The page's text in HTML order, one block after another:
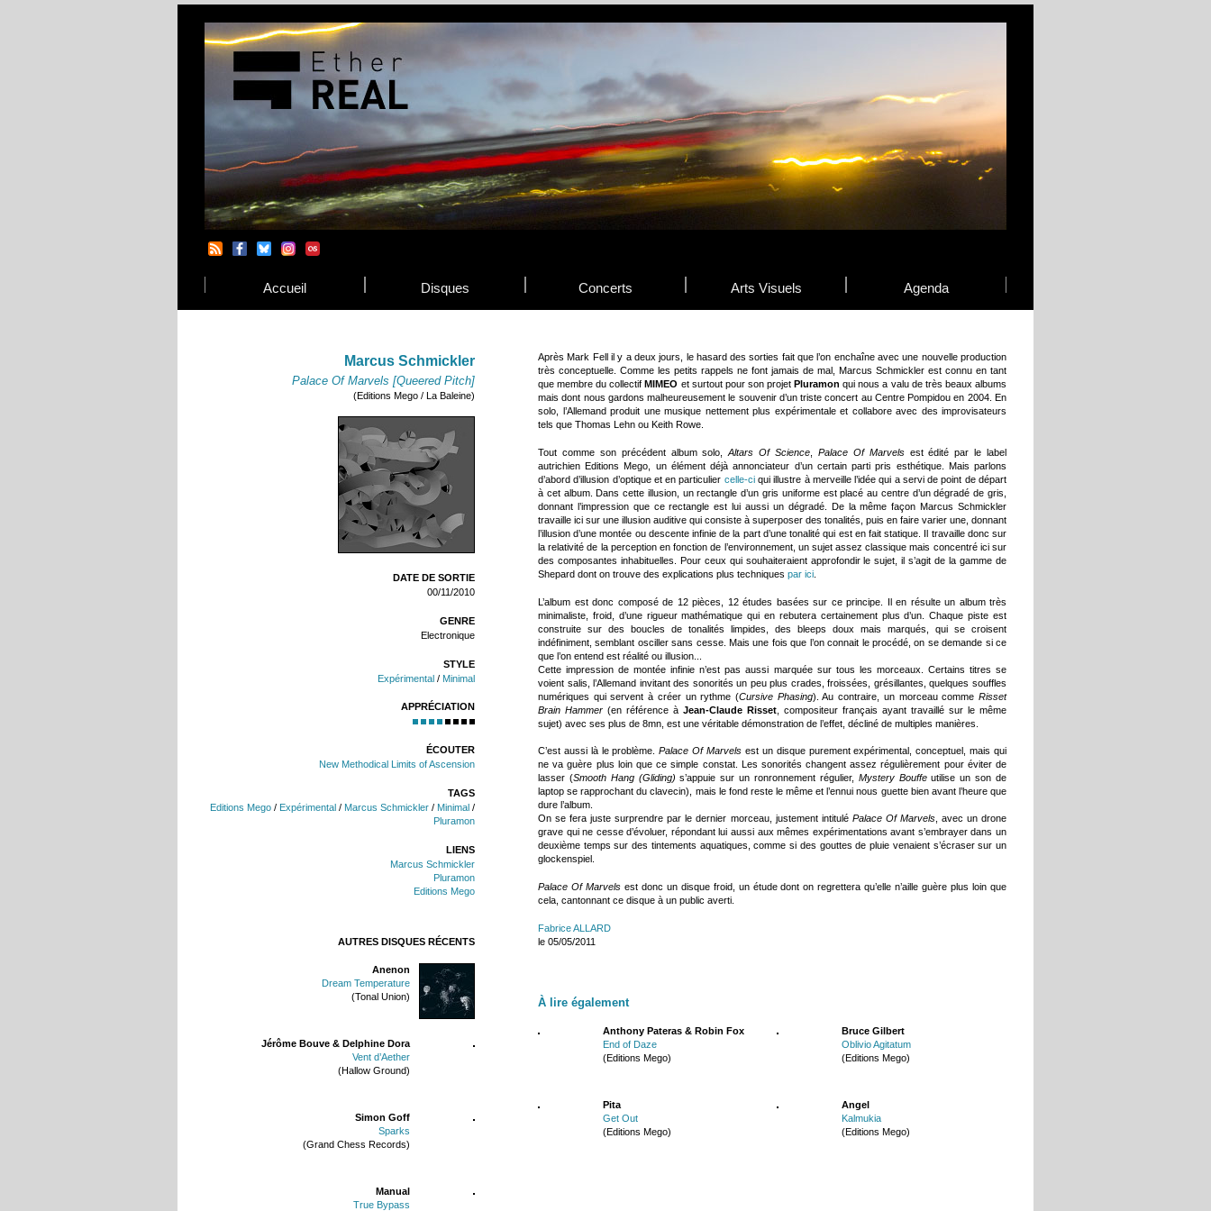
Accueil Disques Concerts Arts Visuels Agenda
Marcus Schmickler
Palace Of Marvels [Queered Pitch]
(Editions Mego / La Baleine)
DATE DE SORTIE
00/11/2010
GENRE
Electronique
STYLE
Expérimental / Minimal
APPRÉCIATION
ÉCOUTER
New Methodical Limits of Ascension
TAGS
Editions Mego / Expérimental / Marcus Schmickler / Minimal /
Pluramon
LIENS
Marcus Schmickler
Pluramon
Editions Mego
AUTRES DISQUES RÉCENTS
Anenon
Dream Temperature
(Tonal Union)
Jérôme Bouve & Delphine Dora
Vent d’Aether
(Hallow Ground)
Simon Goff
Sparks
(Grand Chess Records)
Manual
True Bypass
Après Mark Fell il y a deux jours, le hasard des sorties fait que l’on enchaîne avec une nouvelle production
très conceptuelle. Comme les petits rappels ne font jamais de mal, Marcus Schmickler est connu en tant
que membre du collectifMIMEO et surtout pour son projetPluramon qui nous a valu de très beaux albums
mais dont nous gardons malheureusement le souvenir d’un triste concert au Centre Pompidou en 2004. En
solo, l’Allemand produit une musique nettement plus expérimentale et collabore avec des improvisateurs
tels que Thomas Lehn ou Keith Rowe.
Tout comme son précédent album solo,Altars Of Science Palace Of Marvelsest édité par le label
autrichien Editions Mego, un élément déjà annonciateur d’un certain parti pris esthétique. Mais parlons
d’abord d’illusion d’optique et en particulier celle-ciqui illustre à merveille l’idée qui a servi de point de départ
à cet album. Dans cette illusion, un rectangle d’un gris uniforme est placé au centre d’un dégradé de gris,
donnant l’impression que ce rectangle est lui aussi un dégradé. De la même façon Marcus Schmickler
travaille ici sur une illusion auditive qui consiste à superposer des tonalités, puis en faire varier une, donnant
l’illusion d’une montée ou descente infinie de la part d’une tonalité qui est en fait statique. Il travaille donc sur
la relativité de la perception en fonction de l’environnement, un sujet assez classique mais concentré ici sur
des composantes inhabituelles. Pour ceux qui souhaiteraient approfondir le sujet, il s’agit de la gamme de
Shepard dont on trouve des explications plus techniques par ici
L’album est donc composé de 12 pièces, 12 études basées sur ce principe. Il en résulte un album très
minimaliste, froid, d’une rigueur mathématique qui en rebutera certainement plus d’un. Chaque piste est
construite sur des boucles de tonalités limpides, des bleeps doux mais marqués, qui se croisent
indéfiniment, semblant osciller sans cesse. Mais une fois que l’on connait le procédé, on se demande si ce
que l’on entend est réalité ou illusion...
Cette impression de montée infinie n’est pas aussi marquée sur tous les morceaux. Certains titres se
voient salis, l’Allemand invitant des sonorités un peu plus crades, froissées, grésillantes, quelques souffles
numériques qui servent à créer un rythme (Cursive Phasing). Au contraire, un morceau commeRisset
Brain Hammer (en référence à Jean-Claude Risset , compositeur français ayant travaillé sur le même
sujet) avec ses plus de 8mn, est une véritable démonstration de l’effet, décliné de multiples manières.
C’est aussi là le problème.Palace Of Marvels est un disque purement expérimental, conceptuel, mais qui
ne va guère plus loin que ce simple constat. Les sonorités changent assez régulièrement pour éviter de
lasser (Smooth Hang (Gliding) s’appuie sur un ronronnement régulier, Mystery Bouffeutilise un son de
laptop se rapprochant du clavecin), mais le fond reste le même et l’ennui nous guette bien avant l’heure que
dure l’album.
On se fera juste surprendre par le dernier morceau, justement intitulé Palace Of Marvels, avec un drone
grave qui ne cesse d’évoluer, répondant lui aussi aux mêmes expérimentations avant s’embrayer dans un
deuxième temps sur des tintements aquatiques, comme si des gouttes de pluie venaient s’écraser sur un
glockenspiel.
Palace Of Marvelsest donc un disque froid, un étude dont on regrettera qu’elle n’aille guère plus loin que
cela, cantonnant ce disque à un public averti.
Fabrice ALLARD
le 05/05/2011
À lire également
Anthony Pateras & Robin Fox
End of Daze
(Editions Mego)
Bruce Gilbert
Oblivio Agitatum
(Editions Mego)
Pita
Get Out
(Editions Mego)
Angel
Kalmukia
(Editions Mego)